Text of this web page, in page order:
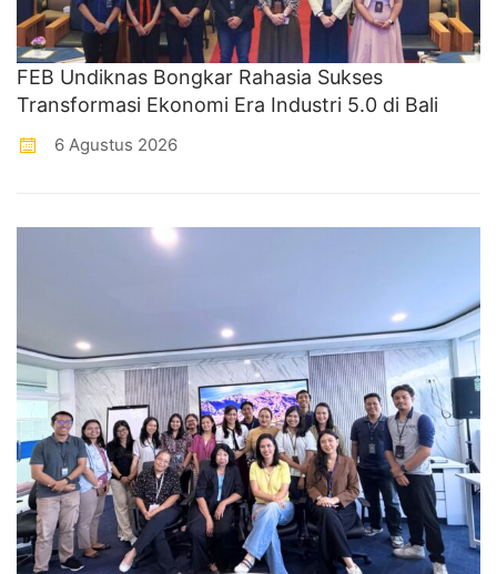
FEB Undiknas Bongkar Rahasia Sukses
Transformasi Ekonomi Era Industri 5.0 di Bali
6 Agustus 2026